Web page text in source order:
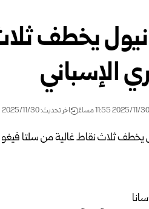
يخطف
الإسباني
اخر تحديث: 2025/11/30 11:55 مساءً